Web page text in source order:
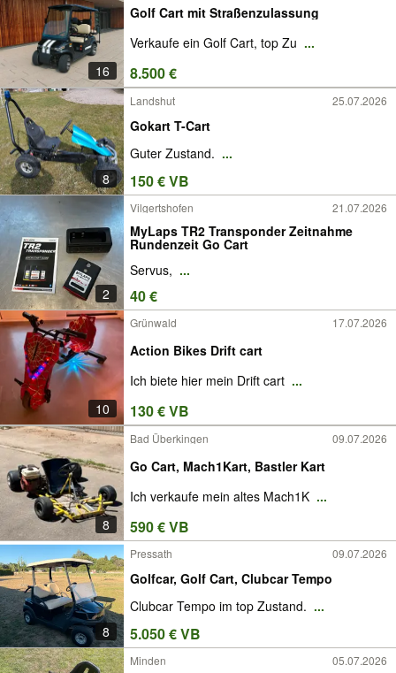
16
Golf Cart mit Straßenzulassung
Verkaufe ein Golf Cart, top Zu ...
8.500 €
8
Landshut 25.07.2026
Gokart T-Cart
Guter Zustand. ...
150 € VB
2
Vilgertshofen 21.07.2026
MyLaps TR2 Transponder Zeitnahme
Rundenzeit Go Cart
Servus, ...
40 €
10
Grünwald 17.07.2026
Action Bikes Drift cart
Ich biete hier mein Drift cart ...
130 € VB
8
Bad Überkingen 09.07.2026
Go Cart, Mach1Kart, Bastler Kart
Ich verkaufe mein altes Mach1K ...
590 € VB
8
Pressath 09.07.2026
Golfcar, Golf Cart, Clubcar Tempo
Clubcar Tempo im top Zustand. ...
5.050 € VB
Minden 05.07.2026